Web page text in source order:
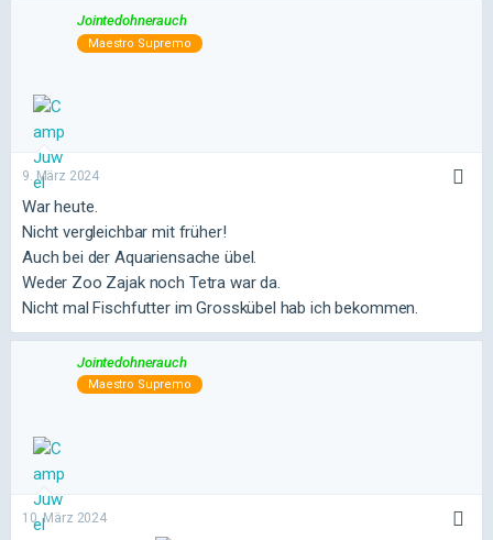
Jointedohnerauch
Maestro Supremo
9. März 2024
War heute.
Nicht vergleichbar mit früher!
Auch bei der Aquariensache übel.
Weder Zoo Zajak noch Tetra war da.
Nicht mal Fischfutter im Grosskübel hab ich bekommen.
Jointedohnerauch
Maestro Supremo
10. März 2024